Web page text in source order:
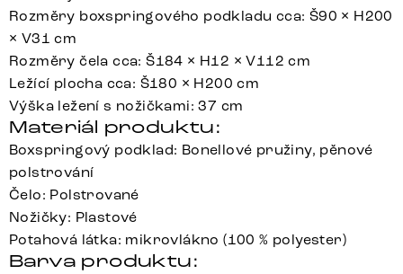
Rozměry boxspringového podkladu cca: Š90 × H200
× V31 cm
Rozměry čela cca: Š184 × H12 × V112 cm
Ležící plocha cca: Š180 × H200 cm
Výška ležení s nožičkami: 37 cm
Materiál produktu:
Boxspringový podklad: Bonellové pružiny, pěnové
polstrování
Čelo: Polstrované
Nožičky: Plastové
Potahová látka: mikrovlákno (100 % polyester)
Barva produktu: